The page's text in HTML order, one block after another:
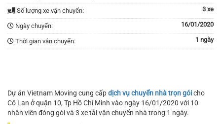
Số lượng xe vận chuyển: 3 xe
Ngày chuyển: 16/01/2020
Thời gian vận chuyển: 1 ngày
Dự án Vietnam Moving cung cấpdịch vụ chuyển nhà trọn góicho
Cô Lan ở quận 10, Tp Hồ Chí Minh vào ngày 16/01/2020 với 10
nhân viên đóng gói và 3 xe tải vận chuyển nhà trong 1 ngày.